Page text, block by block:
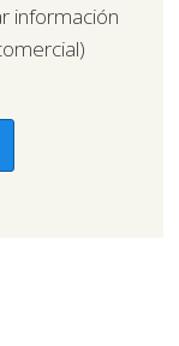
información